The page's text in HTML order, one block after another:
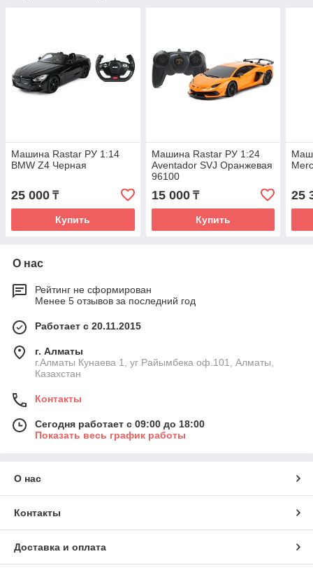
Машина Rastar РУ 1:14
BMW Z4 Черная
25 000 ₸
Купить
Машина Rastar РУ 1:24
Aventador SVJ Оранжевая
96100
15 000₸
Купить
25
О нас
Рейтинг не сформирован
Менее 5 отзывов за последний год
Работает с 20.11.2015
г. Алматы
г.Алматы Кунаева 1, уг Райымбека оф.101, Алматы,
Казахстан
Контакты
Сегодня работает с 09:00 до 18:00
Показать весь график работы
О нас
Контакты
Доставка и оплата